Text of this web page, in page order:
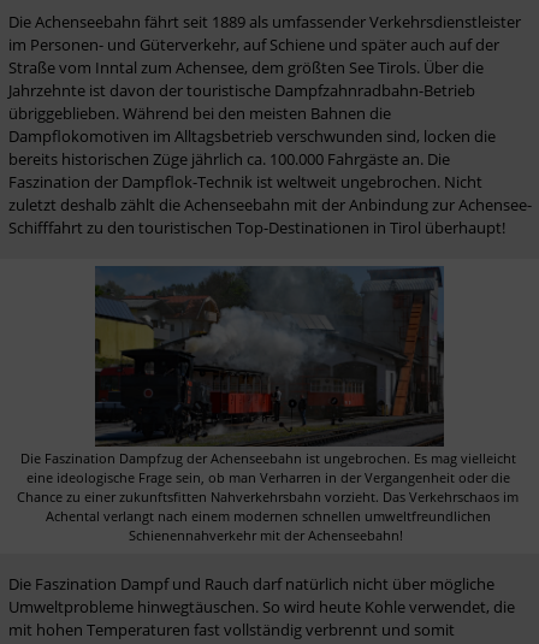
Die Achenseebahn fährt seit 1889 als umfassender Verkehrsdienstleister
im Personen- und Güterverkehr, auf Schiene und später auch auf der
Straße vom Inntal zum Achensee, dem größten See Tirols. Über die
Jahrzehnte ist davon der touristische Dampfzahnradbahn-Betrieb
übriggeblieben. Während bei den meisten Bahnen die
Dampflokomotiven im Alltagsbetrieb verschwunden sind, locken die
bereits historischen Züge jährlich ca. 100.000 Fahrgäste an. Die
Faszination der Dampflok-Technik ist weltweit ungebrochen. Nicht
zuletzt deshalb zählt die Achenseebahn mit der Anbindung zur Achensee-
Schifffahrt zu den touristischen Top-Destinationen in Tirol überhaupt!
Die Faszination Dampfzug der Achenseebahn ist ungebrochen. Es mag vielleicht
eine ideologische Frage sein, ob man Verharren in der Vergangenheit oder die
Chance zu einer zukunftsfitten Nahverkehrsbahn vorzieht. Das Verkehrschaos im
Achental verlangt nach einem modernen schnellen umweltfreundlichen
Schienennahverkehr mit der Achenseebahn!
Die Faszination Dampf und Rauch darf natürlich nicht über mögliche
Umweltprobleme hinwegtäuschen. So wird heute Kohle verwendet, die
mit hohen Temperaturen fast vollständig verbrennt und somit